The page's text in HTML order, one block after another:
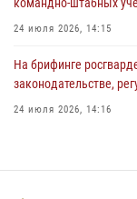
командно-штабных
24 июля 2026, 14:15
На брифинге
законодательстве,
24 июля 2026, 14:16